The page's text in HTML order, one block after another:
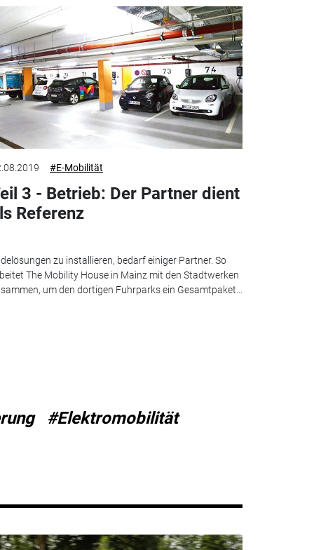
#E-Mobilität
3 - Betrieb: Der Partner dient
Referenz
zu installieren, bedarf einiger Partner. So
The Mobility House in Mainz mit den Stadtwerken
um den dortigen Fuhrparks ein Gesamtpaket...
#Elektromobilität